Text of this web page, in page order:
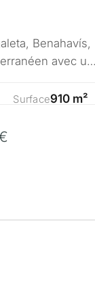
Benahavís,
avec un
Surface910 m²